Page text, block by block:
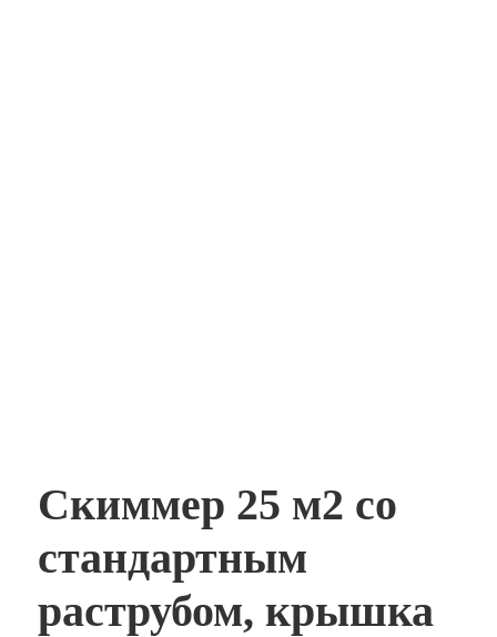
Скиммер 25 м2 со
стандартным
раструбом, крышка